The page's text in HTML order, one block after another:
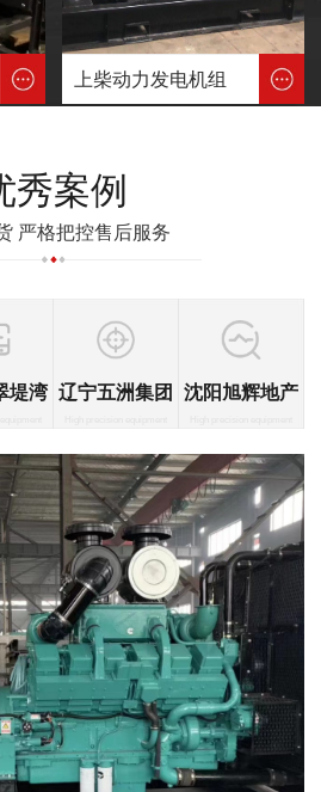
上柴动力发电机组
秀案例
严格把控售后服务
堤湾 辽宁五洲集团 沈阳旭辉地产